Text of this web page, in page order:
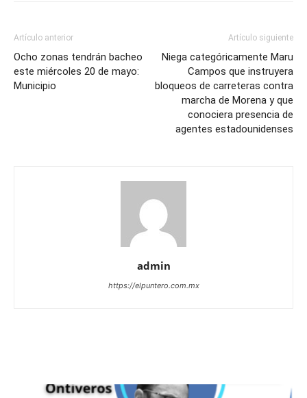
Artículo anterior
Ocho zonas tendrán bacheo
este miércoles 20 de mayo:
Municipio
Artículo siguiente
Niega categóricamente Maru
Campos que instruyera
bloqueos de carreteras contra
marcha de Morena y que
conociera presencia de
agentes estadounidenses
admin
https://elpuntero.com.mx